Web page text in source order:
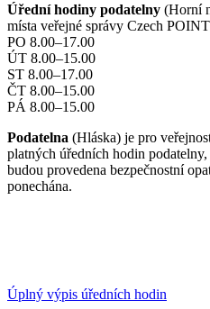
Úřední hodiny podatelny (Horní
místa veřejné správy Czech POINT
PO 8.00–17.00
ÚT 8.00–15.00
ST 8.00–17.00
ČT 8.00–15.00
PÁ 8.00–15.00
Podatelna (Hláska) je pro
platných úředních hodin podatelny,
budou provedena bezpečnostní
ponechána.
Úplný výpis úředních hodin